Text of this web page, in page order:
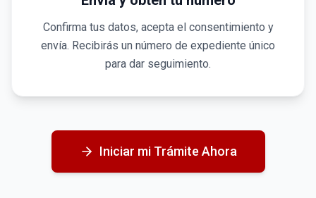
Confirma tus datos, acepta el consentimiento y
envía. Recibirás un número de expediente único
para dar seguimiento.
Iniciar mi Trámite Ahora